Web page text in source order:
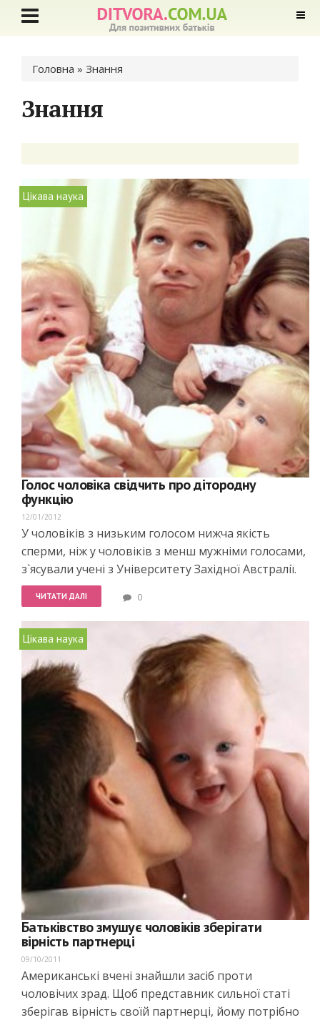
Ви є тут
Головна » Знання
Знання
Цікава наука
Голос чоловіка свідчить про дітородну
функцію
12/01/2012
У чоловіків з низьким голосом нижча якість
сперми, ніж у чоловіків з менш мужніми голосами,
з`ясували учені з Університету Західної Австралії.
ЧИТАТИ ДАЛІ 0
Цікава наука
Батьківство змушує чоловіків зберігати
вірність партнерці
09/10/2011
Американські вчені знайшли засіб проти
чоловічих зрад. Щоб представник сильної статі
зберігав вірність своїй партнерці, йому потрібно